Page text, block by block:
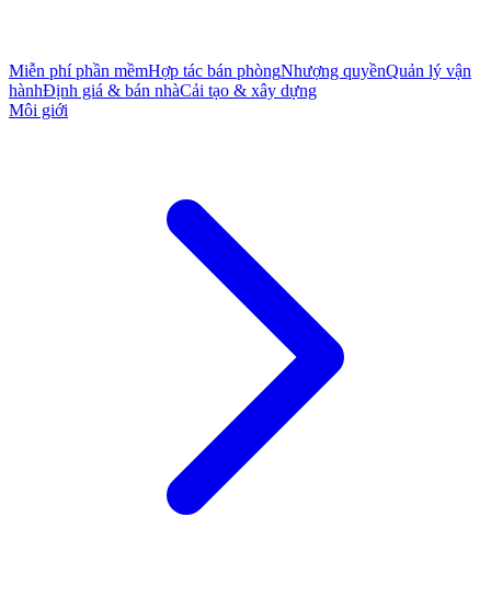
Miễn phí phần mềmHợp tác bán phòngNhượng quyềnQuản lý vận
hànhĐịnh giá & bán nhàCải tạo & xây dựng
Môi giới